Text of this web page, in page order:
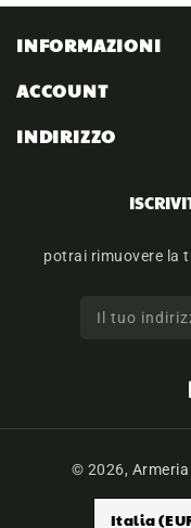
INFORMAZIONI
ACCOUNT
INDIRIZZO
potrai rimuovere la
Il tuo
© 2026,
Italia